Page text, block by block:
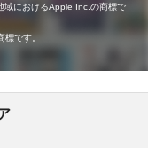
域におけるApple Inc.の商標で
です。